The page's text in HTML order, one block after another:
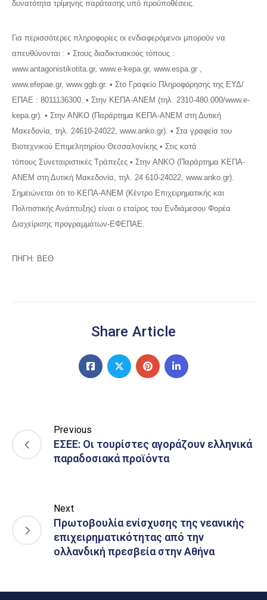
δυνατότητα τρίμηνης παράτασης υπό προϋποθέσεις.
Για περισσότερες πληροφορίες οι ενδιαφερόμενοι μπορούν να
απευθύνονται : • Στους διαδικτυακούς τόπους :
www.antagonistikotita.gr, www.e-kepa.gr, www.espa.gr ,
www.efepae.gr, www.ggb.gr. • Στο Γραφείο Πληροφόρησης της ΕΥΔ/
ΕΠΑΕ : 8011136300. • Στην ΚΕΠΑ-ΑΝΕΜ (τηλ. 2310-480.000/www.e-
kepa.gr). • Στην ΑΝΚΟ (Παράρτημα ΚΕΠΑ-ΑΝΕΜ στη Δυτική
Μακεδονία, τηλ. 24610-24022, www.anko.gr). • Στα γραφεία του
Βιοτεχνικού Επιμελητηρίου Θεσσαλονίκης • Στις κατά
τόπους Συνεταιριστικές Τράπεζες • Στην ΑΝΚΟ (Παράρτημα ΚΕΠΑ-
ΑΝΕΜ στη Δυτική Μακεδονία, τηλ. 24 610-24022, www.anko.gr).
Σημειώνεται ότι το ΚΕΠΑ-ΑΝΕΜ (Κέντρο Επιχειρηματικής και
Πολιτιστικής Ανάπτυξης) είναι ο εταίρος του Ενδιάμεσου Φορέα
Διαχείρισης προγραμμάτων-ΕΦΕΠΑΕ.
ΠΗΓΗ: ΒΕΘ
Share Article
Previous
ΕΣΕΕ: Οι τουρίστες αγοράζουν ελληνικά
παραδοσιακά προϊόντα
Next
Πρωτοβουλία ενίσχυσης της νεανικής
επιχειρηματικότητας από την
ολλανδική πρεσβεία στην Αθήνα